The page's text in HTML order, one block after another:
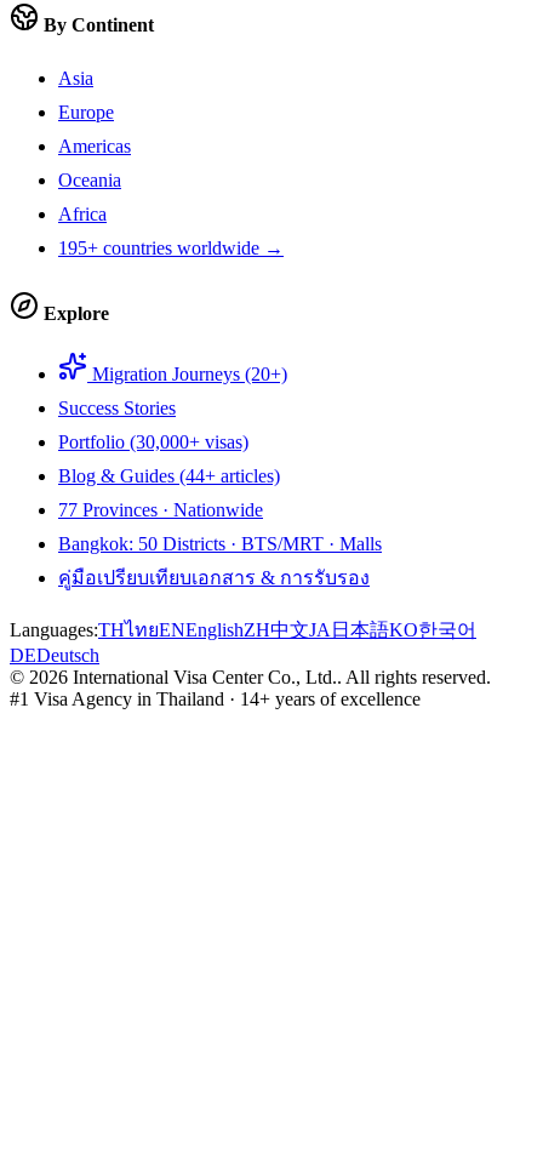
By Continent
Asia
Europe
Americas
Oceania
Africa
195+ countries worldwide →
Explore
Migration Journeys (20+)
Success Stories
Portfolio (30,000+ visas)
Blog & Guides (44+ articles)
77 Provinces · Nationwide
Bangkok: 50 Districts · BTS/MRT · Malls
คู่มือเปรียบเทียบเอกสาร & การรับรอง
Languages:THไทยENEnglishZH中文JA 日本語KO한국어
DEDeutsch
© 2026 International Visa Center Co., Ltd.. All rights reserved.
#1 Visa Agency in Thailand · 14+ years of excellence